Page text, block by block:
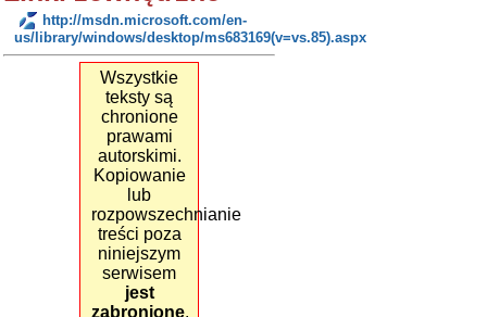
http://msdn.microsoft.com/en-
us/library/windows/desktop/ms683169(v=vs.85).aspx
Wszystkie
teksty są
chronione
prawami
autorskimi.
Kopiowanie
lub
rozpowszechnianie
treści poza
niniejszym
serwisem
jest
zabronione.